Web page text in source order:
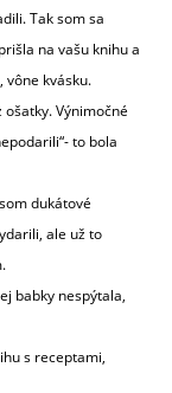
Tak som sa
na vašu knihu a
vône kvásku.
Výnimočné
to bola
dukátové
ale už to
babky nespýtala,
s receptami,